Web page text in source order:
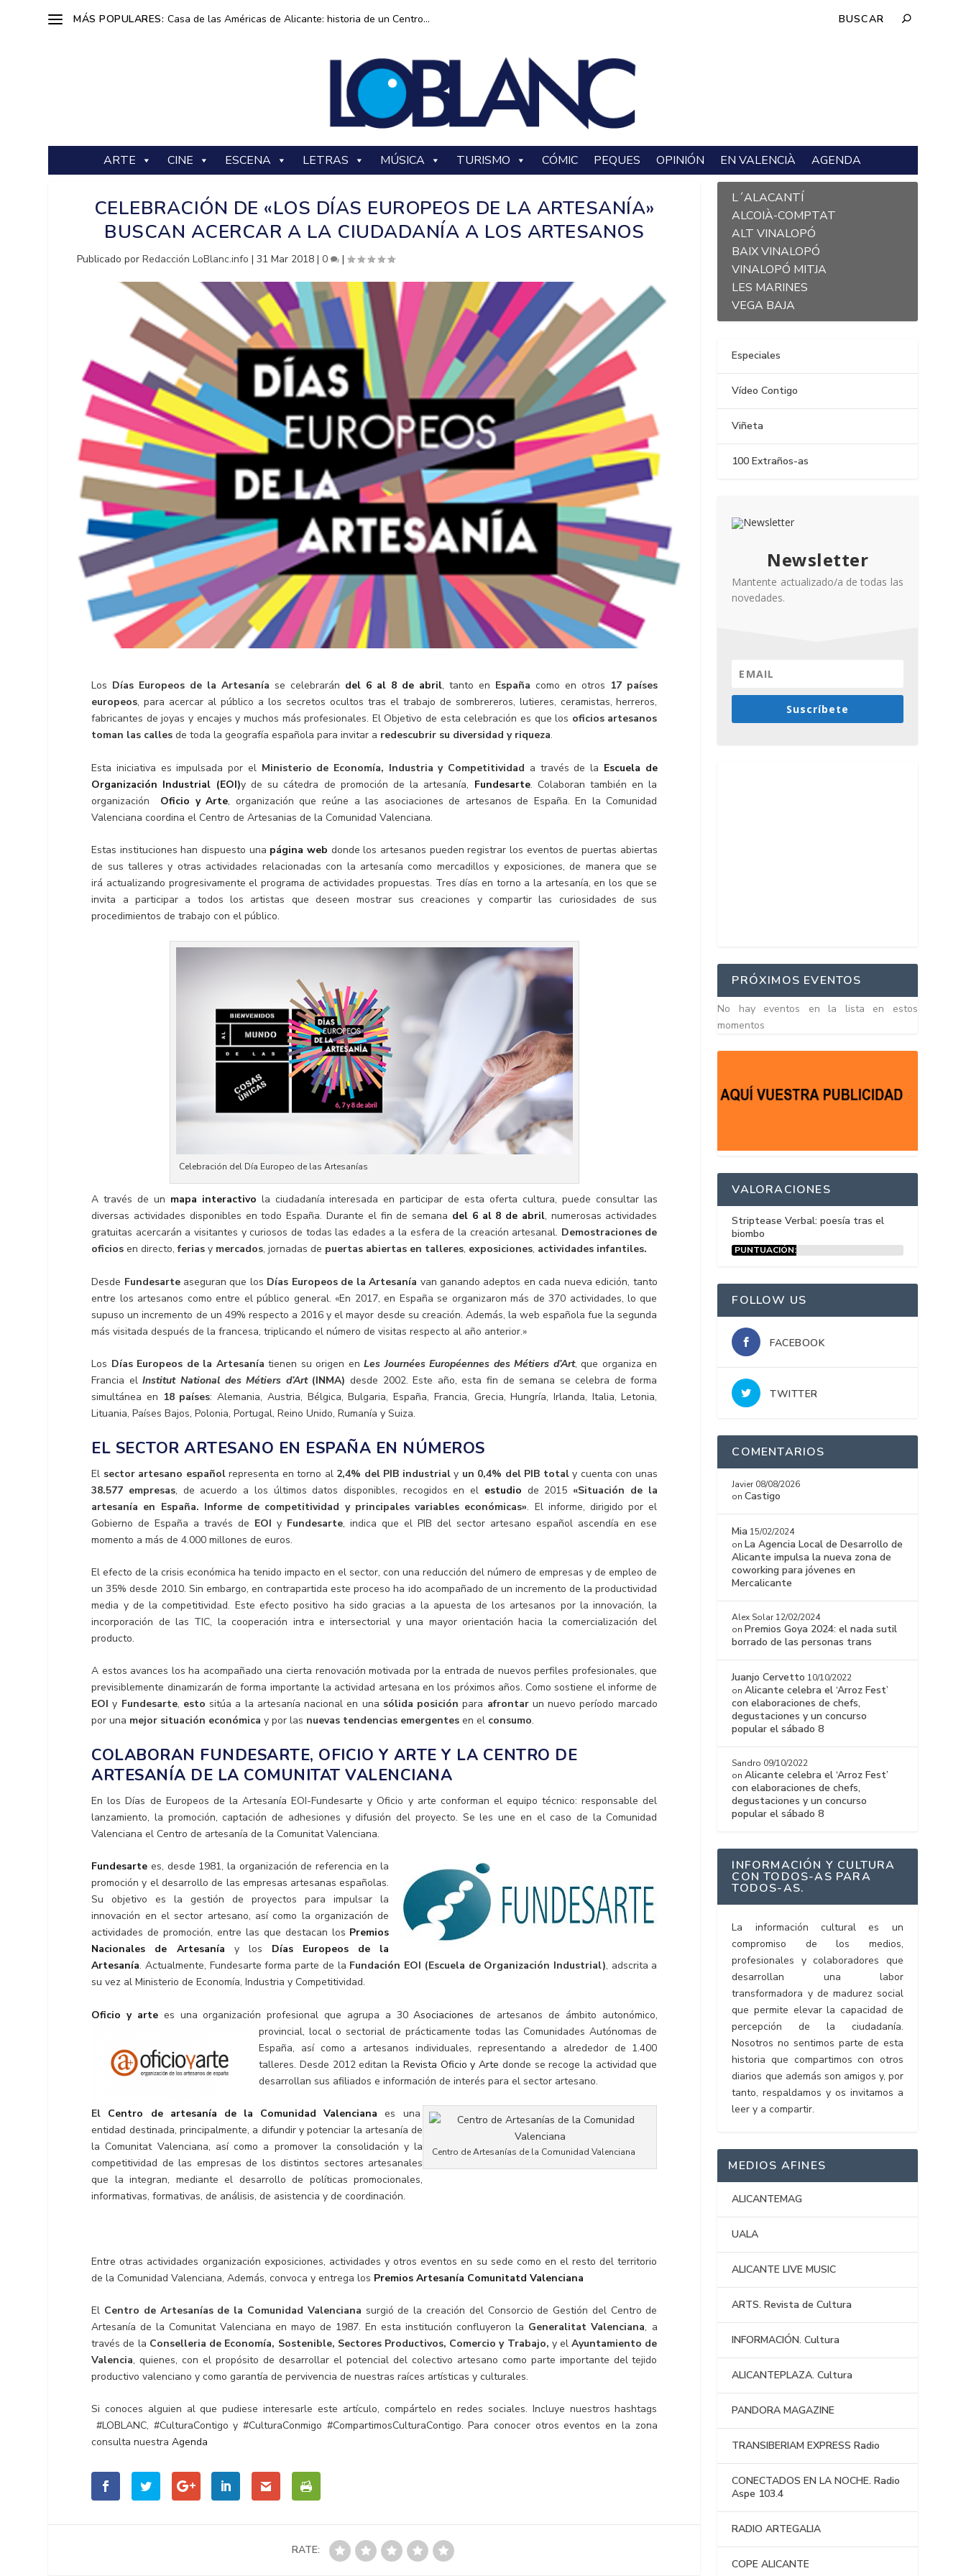
MÁS POPULARES: Casa de las Américas de Alicante: historia de un Centro...
ARTE CINE ESCENA LETRAS MÚSICA TURISMO CÓMIC PEQUES OPINIÓN EN VALENCIÀ AGENDA
CELEBRACIÓN DE «LOS DÍAS EUROPEOS DE LA ARTESANÍA»
BUSCAN ACERCAR A LA CIUDADANÍA A LOS ARTESANOS
Publicado porRedacción LoBlanc.info |31 Mar 2018 |0 |
Los Días Europeos de la Artesanía se celebrarán del 6 al 8 de abril, tanto en España como en otros 17 países
europeos, para acercar al público a los secretos ocultos tras el trabajo de sombrereros, lutieres, ceramistas, herreros,
fabricantes de joyas y encajes y muchos más profesionales. El Objetivo de esta celebración es que los oficios artesanos
toman las calles de toda la geografía española para invitar a redescubrir su diversidad y riqueza.
Esta iniciativa es impulsada por el Ministerio de Economía, Industria y Competitividad a través de la Escuela de
Organización Industrial (EOI)y de su cátedra de promoción de la artesanía, Fundesarte. Colaboran también en la
organización Oficio y Arte, organización que reúne a las asociaciones de artesanos de España. En la Comunidad
Valenciana coordina el Centro de Artesanias de la Comunidad Valenciana.
Estas instituciones han dispuesto una página web donde los artesanos pueden registrar los eventos de puertas abiertas
de sus talleres y otras actividades relacionadas con la artesanía como mercadillos y exposiciones, de manera que se
irá actualizando progresivamente el programa de actividades propuestas. Tres días en torno a la artesanía, en los que se
invita a participar a todos los artistas que deseen mostrar sus creaciones y compartir las curiosidades de sus
procedimientos de trabajo con el público.
Celebración del Día Europeo de las Artesanías
A través de un mapa interactivo la ciudadanía interesada en participar de esta oferta cultura, puede consultar las
diversas actividades disponibles en todo España. Durante el fin de semana del 6 al 8 de abril, numerosas actividades
gratuitas acercarán a visitantes y curiosos de todas las edades a la esfera de la creación artesanal. Demostraciones de
oficios en directo,ferias y mercados, jornadas de puertas abiertas en talleres, exposiciones, actividades infantiles.
Desde Fundesarteaseguran que los Días Europeos de la Artesanía van ganando adeptos en cada nueva edición, tanto
entre los artesanos como entre el público general. «En 2017, en España se organizaron más de 370 actividades, lo que
supuso un incremento de un 49% respecto a 2016 y el mayor desde su creación. Además, la web española fue la segunda
más visitada después de la francesa, triplicando el número de visitas respecto al año anterior.»
Los Días Europeos de la Artesanía tienen su origen enLes Journées Européennes des Métiers d’Art, que organiza en
Francia elInstitut National des Métiers d’Art(INMA) desde 2002. Este año, esta fin de semana se celebra de forma
simultánea en 18 países: Alemania, Austria, Bélgica, Bulgaria, España, Francia, Grecia, Hungría, Irlanda, Italia, Letonia,
Lituania, Países Bajos, Polonia, Portugal, Reino Unido, Rumanía y Suiza.
EL SECTOR ARTESANO EN ESPAÑA EN NÚMEROS
El sector artesano españolrepresenta en torno al 2,4% del PIB industrialy un 0,4% del PIB totaly cuenta con unas
38.577 empresas, de acuerdo a los últimos datos disponibles, recogidos en el estudio de 2015 «Situación de la
artesanía en España. Informe de competitividad y principales variables económicas». El informe, dirigido por el
Gobierno de España a través de EOI y Fundesarte, indica que el PIB del sector artesano español ascendía en ese
momento a más de 4.000 millones de euros.
El efecto de la crisis económica ha tenido impacto en el sector, con una reducción del número de empresas y de empleo de
un 35% desde 2010. Sin embargo, en contrapartida este proceso ha ido acompañado de un incremento de la productividad
media y de la competitividad. Este efecto positivo ha sido gracias a la apuesta de los artesanos por la innovación, la
incorporación de las TIC, la cooperación intra e intersectorial y una mayor orientación hacia la comercialización del
producto.
A estos avances los ha acompañado una cierta renovación motivada por la entrada de nuevos perfiles profesionales, que
previsiblemente dinamizarán de forma importante la actividad artesana en los próximos años. Como sostiene el informe de
EOI y Fundesarte, esto sitúa a la artesanía nacional en una sólida posición para afrontarun nuevo período marcado
por una mejor situación económica y por las nuevas tendencias emergentes en el consumo.
COLABORAN FUNDESARTE, OFICIO Y ARTE Y LA CENTRO DE
ARTESANÍA DE LA COMUNITAT VALENCIANA
En los Días de Europeos de la Artesanía EOI-Fundesarte y Oficio y arte conforman el equipo técnico: responsable del
lanzamiento, la promoción, captación de adhesiones y difusión del proyecto. Se les une en el caso de la Comunidad
Valenciana el Centro de artesanía de la Comunitat Valenciana.
Fundesarte es, desde 1981, la organización de referencia en la
promoción y el desarrollo de las empresas artesanas españolas.
Su objetivo es la gestión de proyectos para impulsar la
innovación en el sector artesano, así como la organización de
actividades de promoción, entre las que destacan los Premios
Nacionales de Artesanía y los Días Europeos de la
Artesanía. Actualmente, Fundesarte forma parte de la Fundación EOI (Escuela de Organización Industrial), adscrita a
su vez al Ministerio de Economía, Industria y Competitividad.
Oficio y artees una organización profesional que agrupa a 30Asociaciones de artesanos de ámbito autonómico,
provincial, local o sectorial de prácticamente todas las Comunidades Autónomas de
España, así como a artesanos individuales, representando a alrededor de 1.400
talleres. Desde 2012 editan la Revista Oficio y Arte donde se recoge la actividad que
desarrollan sus afiliados e información de interés para el sector artesano.
Centro de Artesanías de la Comunidad Valenciana
El Centro de artesanía de la Comunidad Valencianaes una
entidad destinada, principalmente, a difundir y potenciar la artesanía de
la Comunitat Valenciana, así como a promover la consolidación y la
competitividad de las empresas de los distintos sectores artesanales
que la integran, mediante el desarrollo de políticas promocionales,
informativas, formativas, de análisis, de asistencia y de coordinación.
Entre otras actividades organización exposiciones, actividades y otros eventos en su sede como en el resto del territorio
de la Comunidad Valenciana, Además, convoca y entrega los Premios Artesanía Comunitatd Valenciana
El Centro de Artesanías de la Comunidad Valenciana surgió de la creación del Consorcio de Gestión del Centro de
Artesanía de la Comunitat Valenciana en mayo de 1987. En esta institución confluyeron la Generalitat Valenciana, a
través de la Conselleria de Economía, Sostenible, Sectores Productivos, Comercio y Trabajo, y elAyuntamiento de
Valencia, quienes, con el propósito de desarrollar el potencial del colectivo artesano como parte importante del tejido
productivo valenciano y como garantía de pervivencia de nuestras raíces artísticas y culturales.
Si conoces alguien al que pudiese interesarle este artículo, compártelo en redes sociales. Incluye nuestros hashtags
#LOBLANC, #CulturaContigo y #CulturaConmigo #CompartimosCulturaContigo. Para conocer otros eventos en la zona
consulta nuestra Agenda
RATE:
L´ALACANTÍ
ALCOIÀ-COMPTAT
ALT VINALOPÓ
BAIX VINALOPÓ
VINALOPÓ MITJA
LES MARINES
VEGA BAJA
Especiales
Vídeo Contigo
Viñeta
100 Extraños-as
Newsletter
Mantente actualizado/a de todas las
novedades.
Suscríbete
PRÓXIMOS EVENTOS
No hay eventos en la lista en estos
momentos
VALORACIONES
Striptease Verbal: poesía tras el
biombo
PUNTUACIÓN:
FOLLOW US
FACEBOOK
TWITTER
COMENTARIOS
Javier 08/08/2026
onCastigo
Mia 15/02/2024
on La Agencia Local de Desarrollo de
Alicante impulsa la nueva zona de
coworking para jóvenes en
Mercalicante
Alex Solar 12/02/2024
on Premios Goya 2024: el nada sutil
borrado de las personas trans
Juanjo Cervetto 10/10/2022
onAlicante celebra el ‘Arroz Fest’
con elaboraciones de chefs,
degustaciones y un concurso
popular el sábado 8
Sandro 09/10/2022
onAlicante celebra el ‘Arroz Fest’
con elaboraciones de chefs,
degustaciones y un concurso
popular el sábado 8
INFORMACIÓN Y CULTURA
CON TODOS-AS PARA
TODOS-AS.
La información cultural es un
compromiso de los medios,
profesionales y colaboradores que
desarrollan una labor
transformadora y de madurez social
que permite elevar la capacidad de
percepción de la ciudadanía.
Nosotros no sentimos parte de esta
historia que compartimos con otros
diarios que además son amigos y, por
tanto, respaldamos y os invitamos a
leer y a compartir.
MEDIOS AFINES
ALICANTEMAG
UALA
ALICANTE LIVE MUSIC
ARTS. Revista de Cultura
INFORMACIÓN. Cultura
ALICANTEPLAZA. Cultura
PANDORA MAGAZINE
TRANSIBERIAM EXPRESS Radio
CONECTADOS EN LA NOCHE. Radio
Aspe 103.4
RADIO ARTEGALIA
COPE ALICANTE